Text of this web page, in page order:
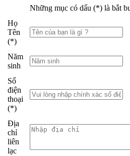
Những mục có dấu (*) là bắt
Họ
Tên
(*)
Năm
sinh
Số
điện
thoại
(*)
Địa
chỉ
liên
lạc